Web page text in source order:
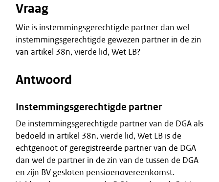
Vraag
Wie is instemmingsgerechtigde partner dan wel
instemmingsgerechtigde gewezen partner in de zin
van artikel 38n, vierde lid, Wet LB?
Antwoord
Instemmingsgerechtigde partner
De instemmingsgerechtigde partner van de DGA als
bedoeld in artikel 38n, vierde lid, Wet LB is de
echtgenoot of geregistreerde partner van de DGA
dan wel de partner in de zin van de tussen de DGA
en zijn BV gesloten pensioenovereenkomst.